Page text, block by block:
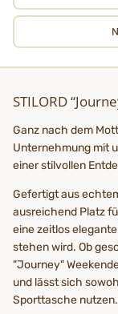
STILORD
Ganz nach dem
Unternehmung mit
einer stilvollen
Gefertigt aus
ausreichend Platz
eine zeitlos
stehen wird. Ob
"Journey"
und lässt sich
Sporttasche nutzen.